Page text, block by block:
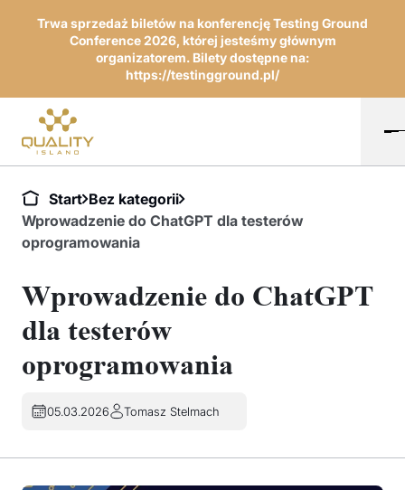
Trwa sprzedaż biletów na konferencję Testing Ground
Conference 2026, której jesteśmy głównym
organizatorem. Bilety dostępne na:
https://testingground.pl/
Start Bez kategorii
Wprowadzenie do ChatGPT dla testerów
oprogramowania
Wprowadzenie do ChatGPT
dla testerów
oprogramowania
05.03.2026 Tomasz Stelmach